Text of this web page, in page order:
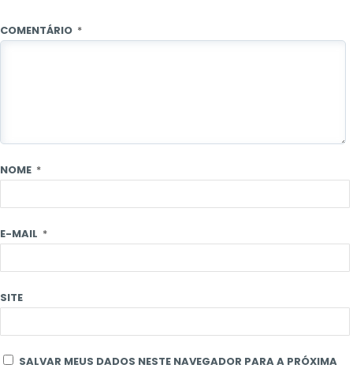
COMENTÁRIO *
NOME *
E-MAIL *
SITE
SALVAR MEUS DADOS NESTE NAVEGADOR PARA A PRÓXIMA